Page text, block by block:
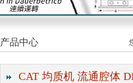
产品中心
CAT 均质机 流通腔体